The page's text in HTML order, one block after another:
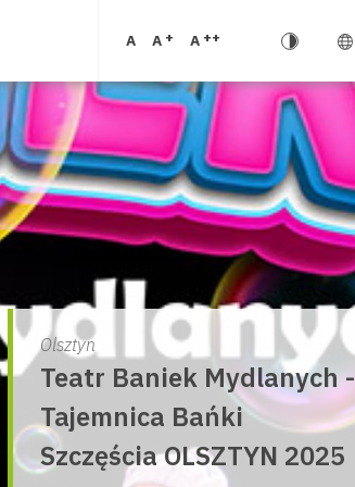
A A + A ++
Olsztyn
Teatr Baniek Mydlanych -
Tajemnica Bańki
Szczęścia OLSZTYN 2025